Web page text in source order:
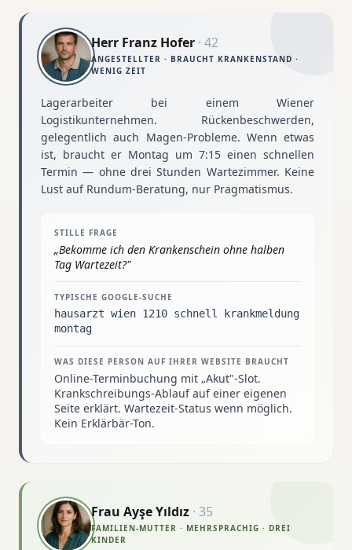
Herr Franz Hofer · 42
ANGESTELLTER · BRAUCHT KRANKENSTAND ·
WENIG ZEIT
Lagerarbeiter bei einem Wiener
Logistikunternehmen. Rückenbeschwerden,
gelegentlich auch Magen-Probleme. Wenn etwas
ist, braucht er Montag um 7:15 einen schnellen
Termin — ohne drei Stunden Wartezimmer. Keine
Lust auf Rundum-Beratung, nur Pragmatismus.
STILLE FRAGE
„Bekomme ich den Krankenschein ohne halben
Tag Wartezeit?"
TYPISCHE GOOGLE-SUCHE
hausarzt wien 1210 schnell krankmeldung
montag
WAS DIESE PERSON AUF IHRER WEBSITE BRAUCHT
Online-Terminbuchung mit „Akut"-Slot.
Krankschreibungs-Ablauf auf einer eigenen
Seite erklärt. Wartezeit-Status wenn möglich.
Kein Erklärbär-Ton.
Frau Ayşe Yıldız · 35
FAMILIEN-MUTTER · MEHRSPRACHIG · DREI
KINDER